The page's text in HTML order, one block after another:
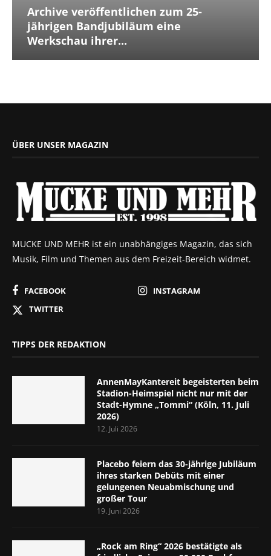
Archive veröffentlichen zum 25-
jährigen Bandjubiläum eine
Werkschau ihrer...
ÜBER UNSER MAGAZIN
MUCKE UND MEHR ist ein unabhängiges Magazin, das sich
Musik, Film und Themen aus dem Freizeit-Bereich widmet.
FACEBOOK
INSTAGRAM
TWITTER
TIPPS DER REDAKTION
AnnenMayKantereit begeisterten beim
Stadion-Heimspiel nicht nur mit der
Stadt-Hymne „Tommi“ (Köln, 11. Juli
2026)
12. Juli 2026
Placebo feiern das 30-jährige Jubiläum
ihres starken Debüts mit einer
gelungenen Neuabmischung und
großer Tour
19. Juni 2026
„Rock am Ring“ 2026 bestätigte als